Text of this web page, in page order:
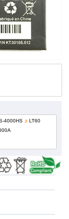
4000HS
LT60